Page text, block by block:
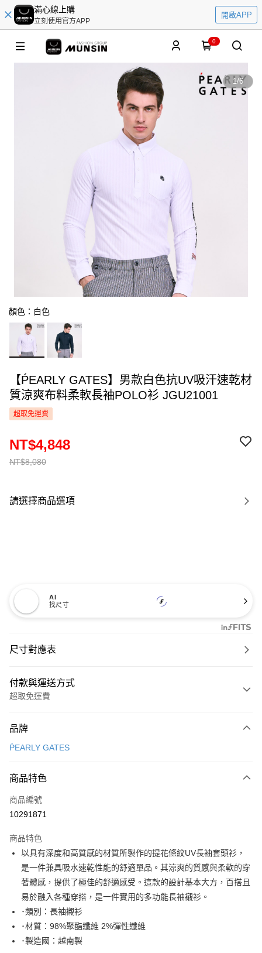
滿心線上購
立刻使用官方APP
開啟APP
0
1/6
顏色：白色
【ṔEARLY GATES】男款白色抗UV吸汗速乾材
質涼爽布料柔軟長袖POLO衫 JGU21001
超取免運費
NT$8,080
NT$4,848
請選擇商品選項
AI
找尺寸
尺寸對應表
付款與運送方式
超取免運費
信用卡一次付款
LINE Pay
Apple Pay
悠遊付
大哥付你分期
相關說明
【大哥付你分期使用說明】
1.本服務由台灣大哥大提供，台灣大哥大用戶可立即使用無須另外申請。
2.付款方式選擇「大哥付你分期」，訂單成立後會自動跳轉到大哥付的交易
流程，驗證手機門號後，選擇欲分期的期數、繳款截止日，確認付款後即完
成交易。
3.實際核准額度、可分期數及費用金額請依後續交易確認頁面所載為準。
AFTEE先享後付
相關說明
【關於「AFTEE先享後付」】
AFTEE先享後付是「在收到商品之後才付款」的支付方式。 讓您購物簡單
ATM付款
品牌
ṔEARLY GATES
商品特色
商品編號
10291871
商品特色
以具有深度和高質感的材質所製作的提花條紋UV長袖套頭衫，
是一件兼具吸水速乾性能的舒適單品。其涼爽的質感與柔軟的穿
著體感，提供了極佳的舒適感受。這款的設計基本大方，百搭且
易於融入各種穿搭，是一件實用的多功能長袖襯衫。
･類別：長袖襯衫
･材質：98%聚酯纖維 2%彈性纖維
･製造國：越南製